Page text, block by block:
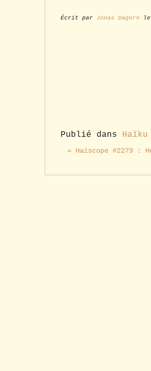
Écrit par Jonas Dagorn le
Publié dans Haïku
« Haïscope #2279 :